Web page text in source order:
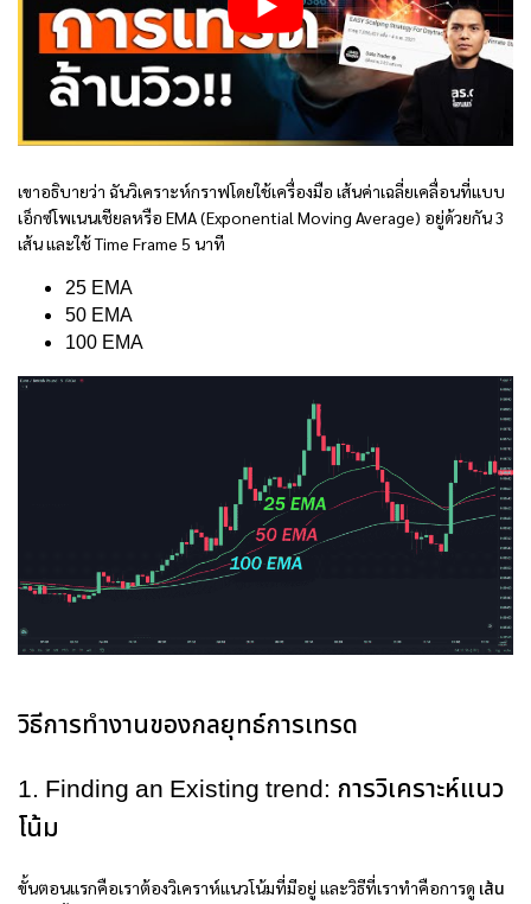
เขาอธิบายว่า ฉันวิเคราะห์กราฟโดยใช้เครื่องมือ เส้นค่าเฉลี่ยเคลื่อนที่แบบ
เอ็กซ์โพเนนเชียลหรือ EMA (Exponential Moving Average) อยู่ด้วยกัน 3
เส้น และใช้ Time Frame 5 นาที
25 EMA
50 EMA
100 EMA
วิธีการทำงานของกลยุทธ์การเทรด
1. Finding an Existing trend: การวิเคราะห์แนว
โน้ม
ขั้นตอนแรกคือเราต้องวิเคราห์แนวโน้มที่มีอยู่ และวิธีที่เราทำคือการดู เส้น